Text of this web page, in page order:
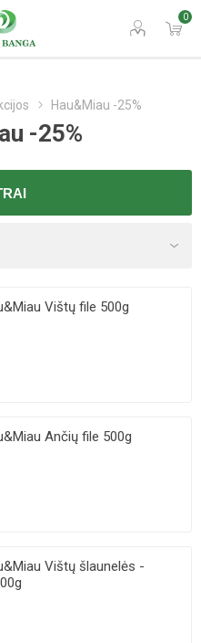
0
Hau&Miau -25%
-25%
Vištų file 500g
Ančių file 500g
Vištų šlaunelės -